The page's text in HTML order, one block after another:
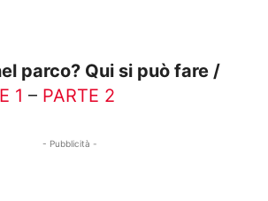
parco? Qui si può fare /
1 – PARTE 2
- Pubblicità -